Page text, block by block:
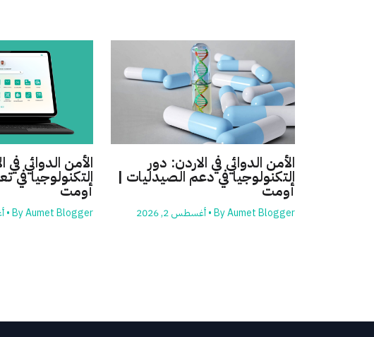
الأمن الدوائي في الاردن: دور
التكنولوجيا في دعم الصيدليات |
أومت
ByAumet Blogger
•أغسطس 2, 2026
الأمن الدوائي في
التكنولوجيا في
أومت
ByAumet Blogger
•